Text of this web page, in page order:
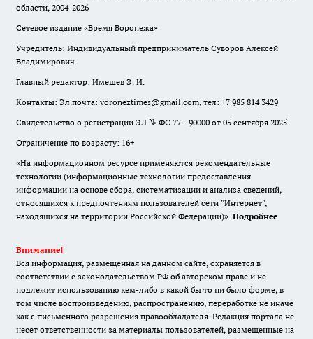
области, 2004-2026
Сетевое издание «Время Воронежа»
Учредитель: Индивидуальный предприниматель Суворов Алексей
Владимирович
Главный редактор: Имешев Э. И.
Контакты: Эл.почта: voroneztimes@gmail.com, тел: +7 985 814 3429
Свидетельство о регистрации ЭЛ № ФС 77 - 90000 от 05 сентября 2025
Ограничение по возрасту: 16+
«На информационном ресурсе применяются рекомендательные
технологии (информационные технологии предоставления
информации на основе сбора, систематизации и анализа сведений,
относящихся к предпочтениям пользователей сети "Интернет",
находящихся на территории Российской Федерации)». Подробнее
Внимание!
Вся информация, размещенная на данном сайте, охраняется в
соответствии с законодательством РФ об авторском праве и не
подлежит использованию кем-либо в какой бы то ни было форме, в
том числе воспроизведению, распространению, переработке не иначе
как с письменного разрешения правообладателя. Редакция портала не
несет ответственности за материалы пользователей, размещенные на